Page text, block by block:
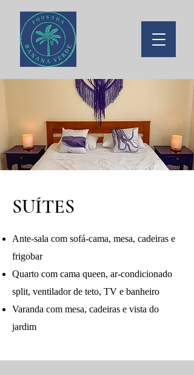
SUÍTES
Ante-sala com sofá-cama, mesa, cadeiras e
frigobar
Quarto com cama queen, ar-condicionado
split, ventilador de teto, TV e banheiro
Varanda com mesa, cadeiras e vista do
jardim